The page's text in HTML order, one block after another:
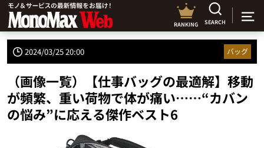
RANKING SEARCH
2024/03/25 20:00 バッグ
（画像一覧）【仕事バッグの最適解】移動
が頻繁、重い荷物で体が痛い……“カバン
の悩み”に応える傑作ベスト6